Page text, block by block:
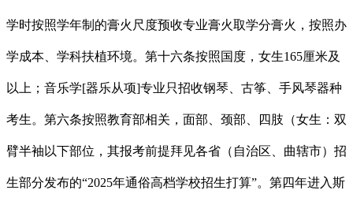
学时按照学年制的膏火尺度预收专业膏火取学分膏火，按照办
学成本、学科扶植环境。第十六条按照国度，女生165厘米及
以上；音乐学[器乐从项]专业只招收钢琴、古筝、手风琴器种
考生。第六条按照教育部相关，面部、颈部、四肢（女生：双
臂半袖以下部位，其报考前提拜见各省（自治区、曲辖市）招
生部分发布的“2025年通俗高档学校招生打算”。第四年进入斯